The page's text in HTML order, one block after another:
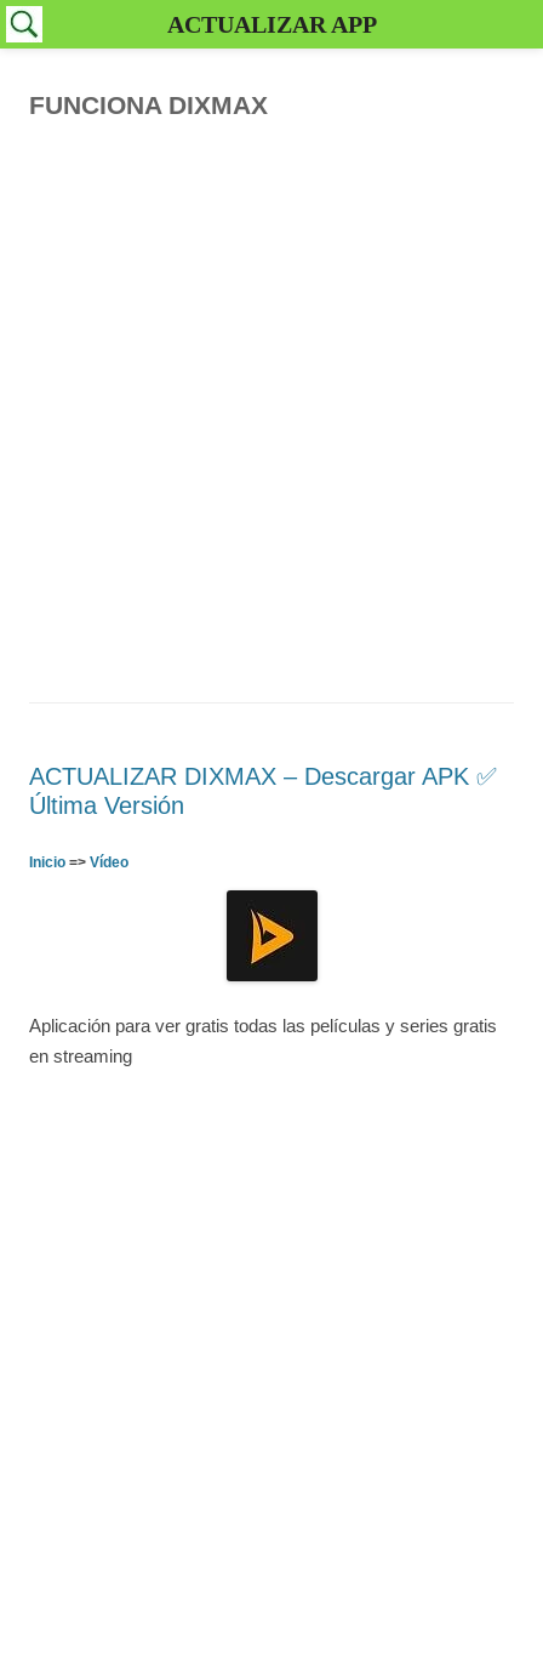
FUNCIONA DIXMAX
ACTUALIZAR DIXMAX – Descargar APK ✅️
Última Versión
Inicio => Vídeo
Aplicación para ver gratis todas las películas y series gratis
en streaming
ACTUALIZAR APP